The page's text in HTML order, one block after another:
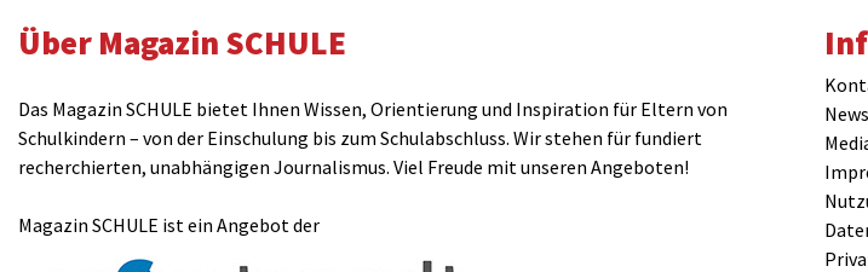
Über Magazin SCHULE
Das Magazin SCHULE bietet Ihnen Wissen, Orientierung und Inspiration für Eltern von
Schulkindern – von der Einschulung bis zum Schulabschluss. Wir stehen für fundiert
recherchierten, unabhängigen Journalismus. Viel Freude mit unseren Angeboten!
Magazin SCHULE ist ein Angebot der